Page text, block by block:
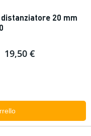
20 mm
19,50 €